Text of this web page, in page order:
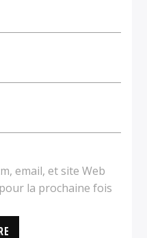
email, et site Web
la prochaine fois